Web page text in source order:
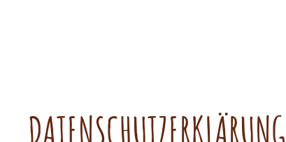
e.V.
DATENSCHUTZERKLÄRUNG